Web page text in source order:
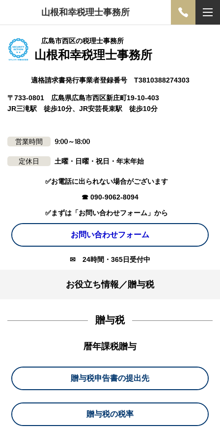
山根和幸税理士事務所
広島市西区の税理士事務所
山根和幸税理士事務所
適格請求書発行事業者登録番号 T3810388274303
〒733-0801 広島県広島市西区新庄町19-10-403
JR三滝駅 徒歩10分、JR安芸長束駅 徒歩10分
営業時間 9:00～18:00
定休日 土曜・日曜・祝日・年末年始
✅お電話に出られない場合がございます
☎ 090-9062-8094
✅まずは「お問い合わせフォーム」から
お問い合わせフォーム
✉ 24時間・365日受付中
お役立ち情報／贈与税
贈与税
暦年課税贈与
贈与税申告書の提出先
贈与税の税率